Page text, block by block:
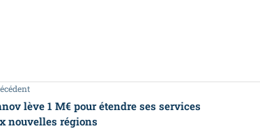
lève 1 M€ pour étendre ses services
nouvelles régions